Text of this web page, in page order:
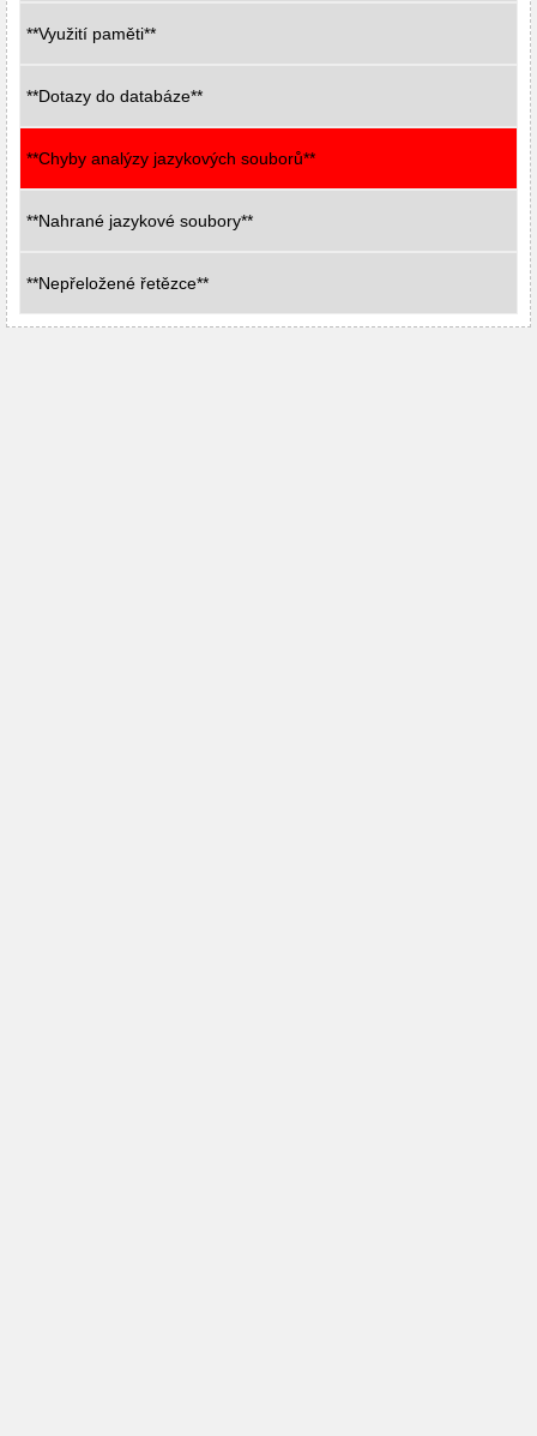
**Využití paměti**
**Dotazy do databáze**
**Chyby analýzy jazykových souborů**
**Nahrané jazykové soubory**
**Nepřeložené řetězce**